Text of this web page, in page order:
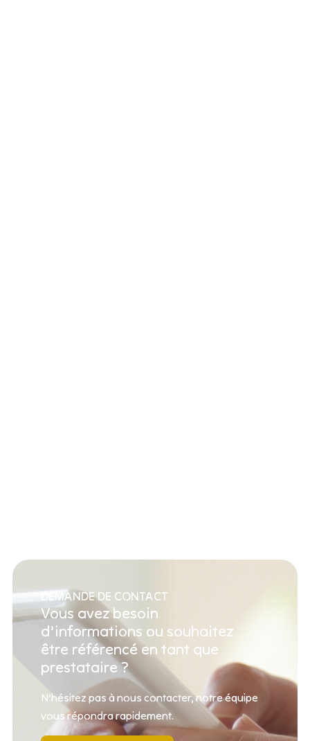
DEMANDE DE CONTACT
Vous avez besoin
d’informations ou souhaitez
être référencé en tant que
prestataire ?
N’hésitez pas à nous contacter, notre équipe
vous répondra rapidement.